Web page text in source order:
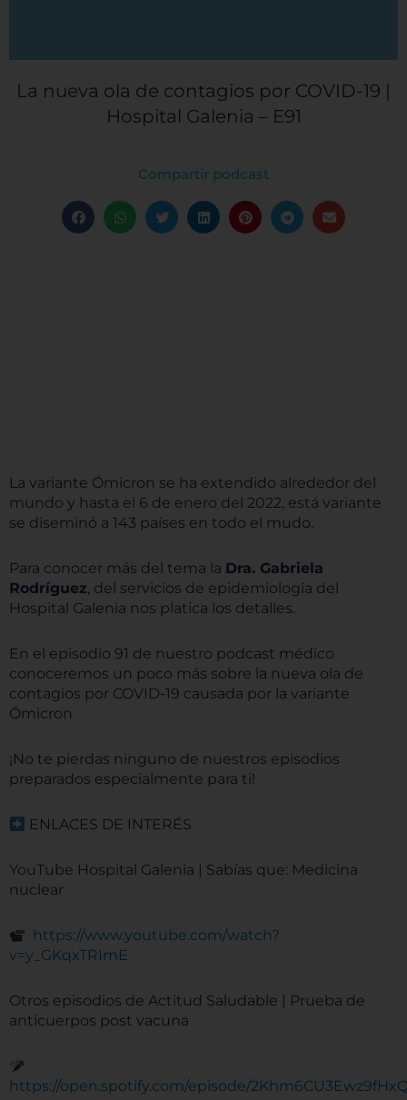
La nueva ola de contagios por COVID-19 |
Hospital Galenia – E91
Compartir podcast
La variante Ómicron se ha extendido alrededor del
mundo y hasta el 6 de enero del 2022, está variante
se diseminó a 143 países en todo el mudo.
Para conocer más del tema la Dra. Gabriela
Rodríguez, del servicios de epidemiología del
Hospital Galenia nos platica los detalles.
En el episodio 91 de nuestro podcast médico
conoceremos un poco más sobre la nueva ola de
contagios por COVID-19 causada por la variante
Ómicron
¡No te pierdas ninguno de nuestros episodios
preparados especialmente para ti!
ENLACES DE INTERÉS
YouTube Hospital Galenia | Sabías que: Medicina
nuclear
https://www.youtube.com/watch?
v=y_GKqxTRImE
Otros episodios de Actitud Saludable | Prueba de
anticuerpos post vacuna
https://open.spotify.com/episode/